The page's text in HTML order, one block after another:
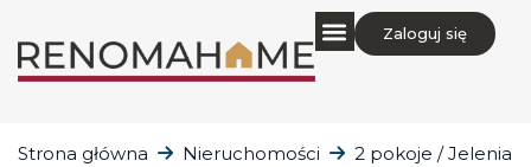
Zaloguj się
Strona główna Nieruchomości
2 pokoje / Jelenia